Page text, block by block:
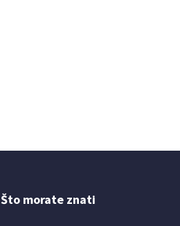
Što morate znati